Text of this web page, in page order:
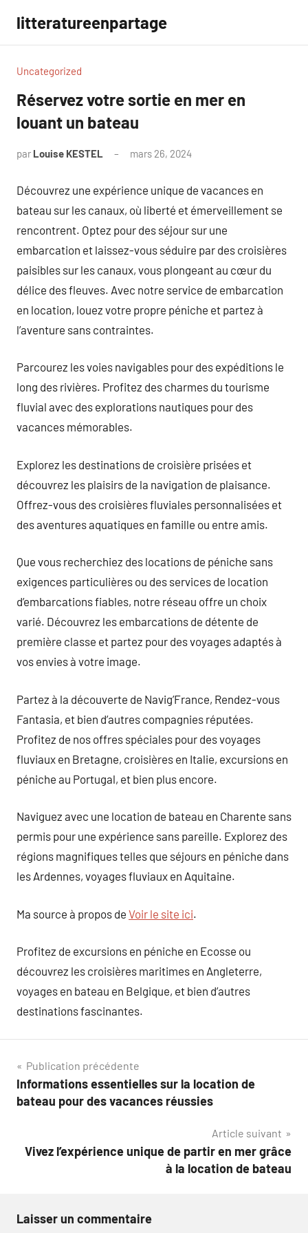
contenu
litteratureenpartage
Uncategorized
Réservez votre sortie en mer en
louant un bateau
par Louise KESTEL mars 26, 2024
Découvrez une expérience unique de vacances en
bateau sur les canaux, où liberté et émerveillement se
rencontrent. Optez pour des séjour sur une
embarcation et laissez-vous séduire par des croisières
paisibles sur les canaux, vous plongeant au cœur du
délice des fleuves. Avec notre service de embarcation
en location, louez votre propre péniche et partez à
l’aventure sans contraintes.
Parcourez les voies navigables pour des expéditions le
long des rivières. Profitez des charmes du tourisme
fluvial avec des explorations nautiques pour des
vacances mémorables.
Explorez les destinations de croisière prisées et
découvrez les plaisirs de la navigation de plaisance.
Offrez-vous des croisières fluviales personnalisées et
des aventures aquatiques en famille ou entre amis.
Que vous recherchiez des locations de péniche sans
exigences particulières ou des services de location
d’embarcations fiables, notre réseau offre un choix
varié. Découvrez les embarcations de détente de
première classe et partez pour des voyages adaptés à
vos envies à votre image.
Partez à la découverte de Navig’France, Rendez-vous
Fantasia, et bien d’autres compagnies réputées.
Profitez de nos offres spéciales pour des voyages
fluviaux en Bretagne, croisières en Italie, excursions en
péniche au Portugal, et bien plus encore.
Naviguez avec une location de bateau en Charente sans
permis pour une expérience sans pareille. Explorez des
régions magnifiques telles que séjours en péniche dans
les Ardennes, voyages fluviaux en Aquitaine.
Ma source à propos de Voir le site ici.
Profitez de excursions en péniche en Ecosse ou
découvrez les croisières maritimes en Angleterre,
voyages en bateau en Belgique, et bien d’autres
destinations fascinantes.
Navigation
de
Publication précédente
Informations essentielles sur la location de
bateau pour des vacances réussies
Article suivant
Vivez l’expérience unique de partir en mer grâce
à la location de bateau
Laisser un commentaire